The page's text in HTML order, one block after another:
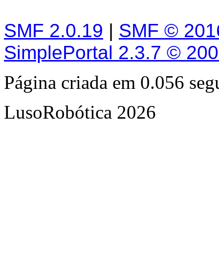
SMF 2.0.19 | SMF ©
SimplePortal 2.3.7 ©
Página criada em 0.056
LusoRobótica 2026